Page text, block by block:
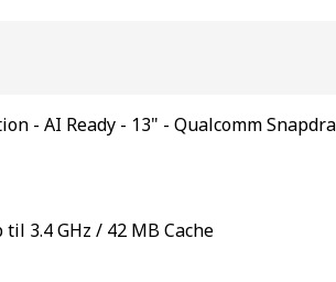
- AI Ready - 13" - Qualcomm
3.4 GHz / 42 MB Cache